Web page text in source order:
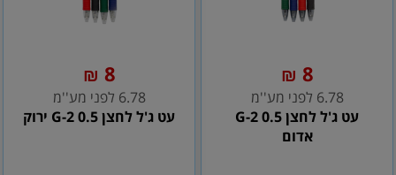
8
₪
6.78 לפני מע''מ
עט ג'ל לחצן G-2 0.5
אדום
8
₪
6.78 לפני מע''מ
עט ג'ל לחצן G-2 0.5 ירוק